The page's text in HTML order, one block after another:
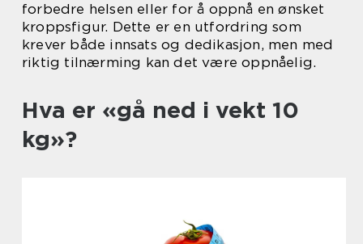
forbedre helsen eller for å oppnå en ønsket
kroppsfigur. Dette er en utfordring som
krever både innsats og dedikasjon, men med
riktig tilnærming kan det være oppnåelig.
Hva er «gå ned i vekt 10
kg»?